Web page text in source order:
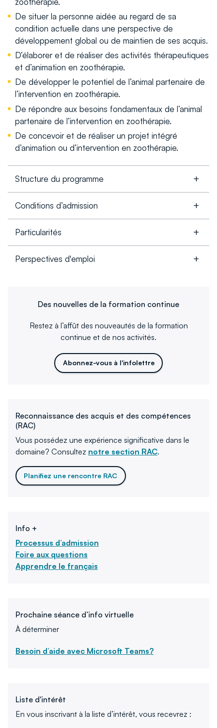
De situer la personne aidée au regard de sa
condition actuelle dans une perspective de
développement global ou de maintien de ses acquis.
D’élaborer et de réaliser des activités thérapeutiques
et d’animation en zoothérapie.
De développer le potentiel de l’animal partenaire de
l’intervention en zoothérapie.
De répondre aux besoins fondamentaux de l’animal
partenaire de l’intervention en zoothérapie.
De concevoir et de réaliser un projet intégré
d’animation ou d’intervention en zoothérapie.
Structure du programme
Conditions d’admission
Particularités
Perspectives d'emploi
Des nouvelles de la formation continue
Restez à l’affût des nouveautés de la formation
continue et de nos activités.
Abonnez-vous à l'infolettre
Reconnaissance des acquis et des compétences
(RAC)
Vous possédez une expérience significative dans le
domaine? Consultez notre section RAC.
Planifiez une rencontre RAC
Info +
Processus d’admission
Foire aux questions
Apprendre le français
Prochaine séance d’info virtuelle
À déterminer
Besoin d’aide avec Microsoft Teams?
Liste d'intérêt
En vous inscrivant à la liste d’intérêt, vous recevrez :